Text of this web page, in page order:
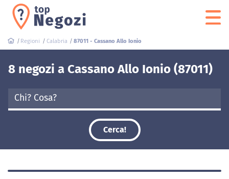
Regioni Calabria 87011 - Cassano Allo Ionio
8 negozi a Cassano Allo Ionio (87011)
Cerca!